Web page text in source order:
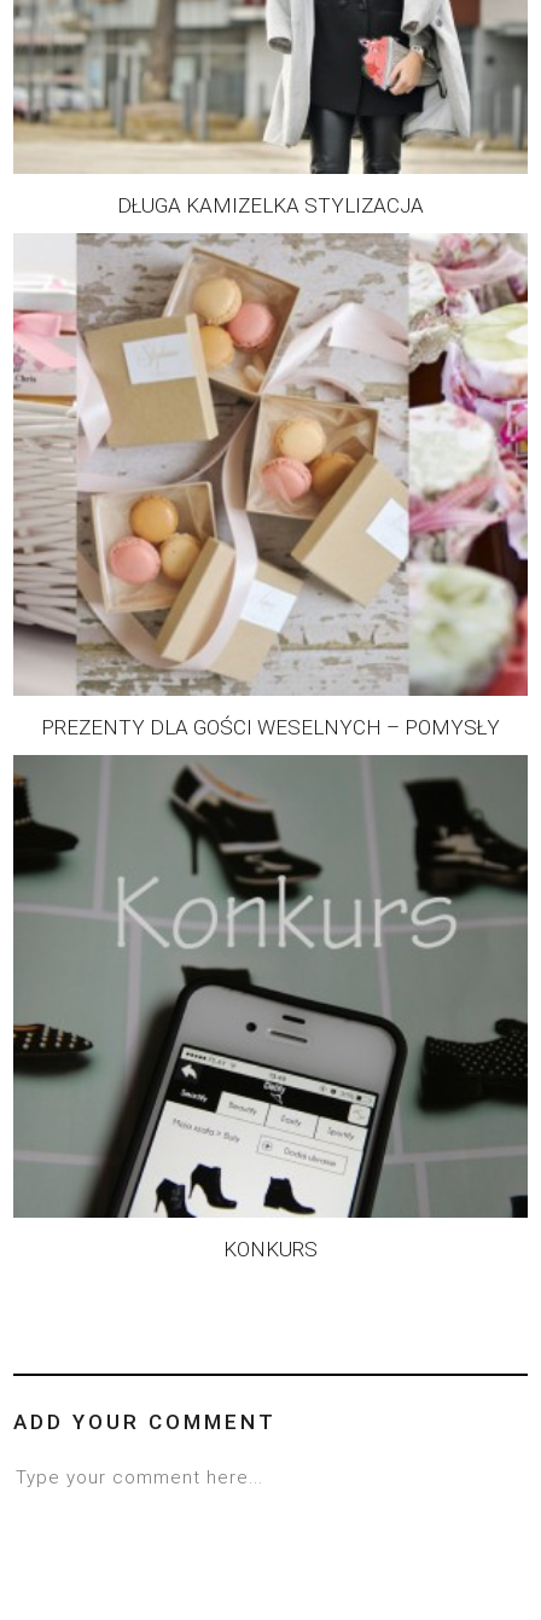
DŁUGA KAMIZELKA STYLIZACJA
PREZENTY DLA GOŚCI WESELNYCH – POMYSŁY
KONKURS
ADD YOUR COMMENT